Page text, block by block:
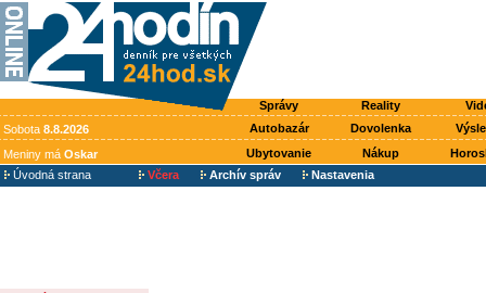
Správy Reality
Sobota 8.8.2026 Autobazár Dovolenka
Meniny má Oskar Ubytovanie Nákup
Úvodná strana
Včera Archív správ Nastavenia